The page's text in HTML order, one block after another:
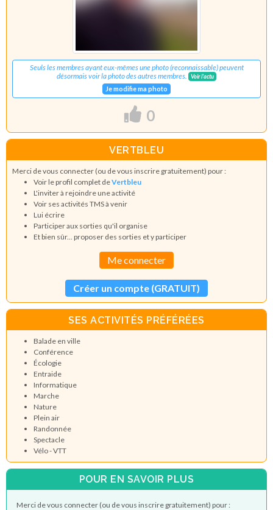
Seuls les membres ayant eux-mêmes une photo (reconnaissable) peuvent
désormais voir la photo des autres membres.
Voir l'actu
Je modifie ma photo
0
VERTBLEU
Merci de vous connecter (ou de vous inscrire gratuitement) pour :
Voir le profil complet deVertbleu
L'inviter à rejoindre une activité
Voir ses activités TMS à venir
Lui écrire
Participer aux sorties qu'il organise
Et bien sûr... proposer des sorties et y participer
Me connecter
Créer un compte (GRATUIT)
SES ACTIVITÉS PRÉFÉRÉES
Balade en ville
Conférence
Écologie
Entraide
Informatique
Marche
Nature
Plein air
Randonnée
Spectacle
Vélo - VTT
POUR EN SAVOIR PLUS
Merci de vous connecter (ou de vous inscrire gratuitement) pour :